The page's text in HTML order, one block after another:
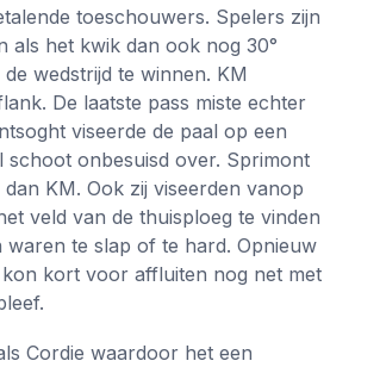
toeschouwers. Spelers zijn
als het kwik dan ook nog 30°
wedstrijd te winnen. KM
De laatste pass miste echter
viseerde de paal op een
schoot onbesuisd over. Sprimont
KM. Ook zij viseerden vanop
veld van de thuisploeg te vinden
te slap of te hard. Opnieuw
kort voor affluiten nog net met
Cordie waardoor het een